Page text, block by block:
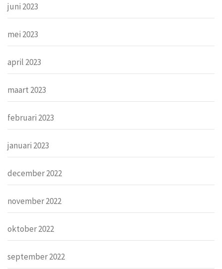
juni 2023
mei 2023
april 2023
maart 2023
februari 2023
januari 2023
december 2022
november 2022
oktober 2022
september 2022